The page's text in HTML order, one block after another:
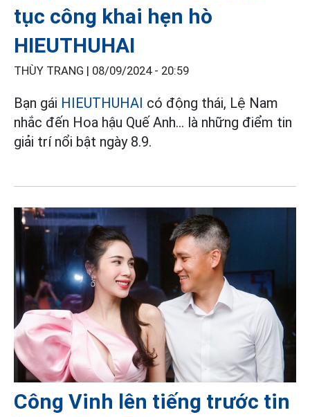
tục công khai hẹn hò
HIEUTHUHAI
THÙY TRANG | 08/09/2024 - 20:59
Bạn gái HIEUTHUHAI có động thái, Lệ Nam
nhắc đến Hoa hậu Quế Anh... là những điểm tin
giải trí nổi bật ngày 8.9.
Công Vinh lên tiếng trước tin